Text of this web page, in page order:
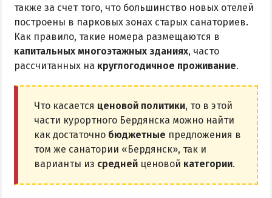
также за счет того, что большинство новых отелей
построены в парковых зонах старых санаториев.
Как правило, такие номера размещаются в
капитальных многоэтажных зданиях, часто
рассчитанных на круглогодичное проживание.
Что касается ценовой политики, то в этой
части курортного Бердянска можно найти
как достаточно бюджетные предложения в
том же санатории «Бердянск», так и
варианты из средней ценовой категории.